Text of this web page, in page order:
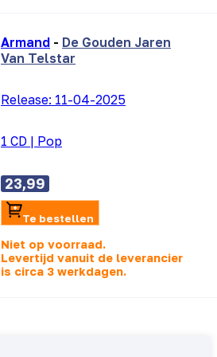
Armand - De Gouden Jaren
Van Telstar
Release: 11-04-2025
1 CD | Pop
23,99
Te bestellen
Niet op voorraad.
Levertijd vanuit de leverancier
is circa 3 werkdagen.